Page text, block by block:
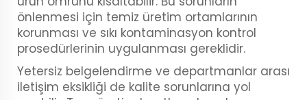
önlenmesi için temiz üretim ortamlarının
korunması ve sıkı kontaminasyon kontrol
prosedürlerinin uygulanması gereklidir.
Yetersiz belgelendirme ve departmanlar arası
iletişim eksikliği de kalite sorunlarına yol